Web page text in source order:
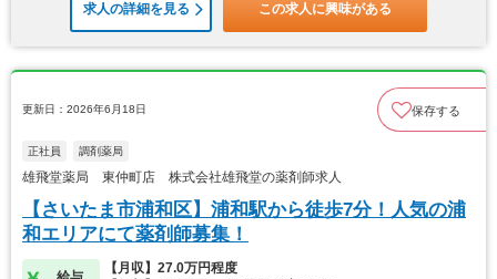
求人の詳細を見る この求人に興味がある
更新日：2026年6月18日 保存する
正社員 調剤薬局
雄飛堂薬局 東仲町店 株式会社雄飛堂の薬剤師求人
【さいたま市浦和区】浦和駅から徒歩7分！人気の浦
和エリアにて薬剤師募集！
【月収】27.0万円程度